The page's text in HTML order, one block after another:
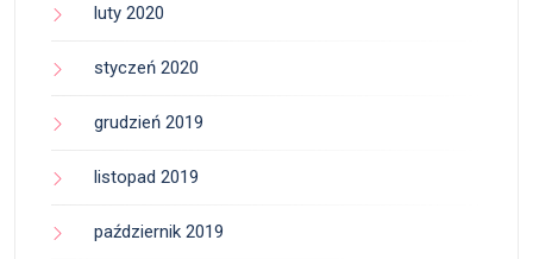
luty 2020
styczeń 2020
grudzień 2019
listopad 2019
październik 2019